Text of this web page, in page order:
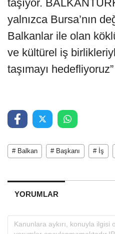
taşıyor.
yalnızca Bursa’nın
Balkanlar ile olan
ve kültürel iş
taşımayı
# Balkan # Başkanı # İş
YORUMLAR